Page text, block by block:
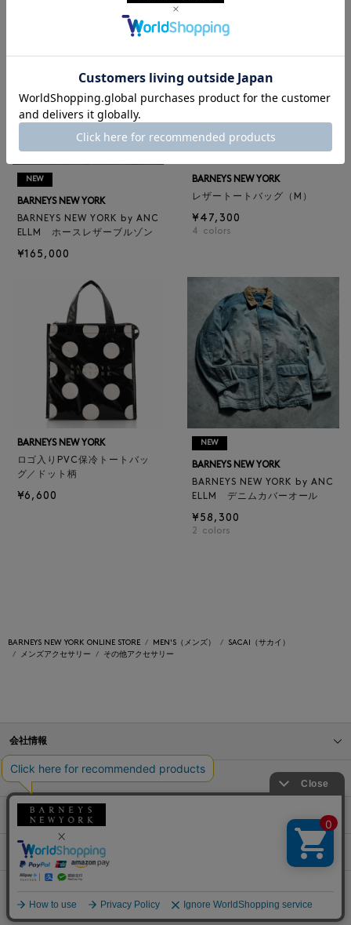
NEW
BARNEYS NEW YORK
BARNEYS NEW YORK by ANC
ELLM ホースレザーブルゾン
¥165,000
BARNEYS NEW YORK
レザートートバッグ（M）
¥47,300
4 colors
BARNEYS NEW YORK
ロゴ入りPVC保冷トートバッ
グ／ドット柄
¥6,600
NEW
BARNEYS NEW YORK
BARNEYS NEW YORK by ANC
ELLM デニムカバーオール
¥58,300
2 colors
BARNEYS NEW YORK ONLINE STORE MEN'S（メンズ）
SACAI（サカイ）
メンズアクセサリー
その他アクセサリー
会社情報
オンラインストアショッピングガイド
店舗情報
サービス